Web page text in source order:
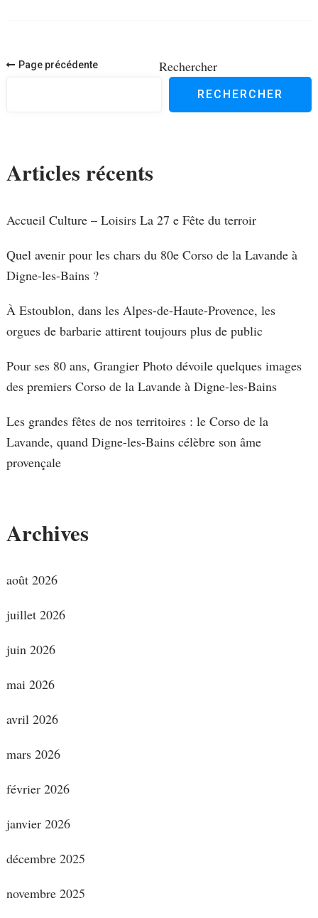
Navigation
Page précédente Rechercher
RECHERCHER
Articles récents
Accueil Culture – Loisirs La 27 e Fête du terroir
Quel avenir pour les chars du 80e Corso de la Lavande à
Digne-les-Bains ?
À Estoublon, dans les Alpes-de-Haute-Provence, les
orgues de barbarie attirent toujours plus de public
Pour ses 80 ans, Grangier Photo dévoile quelques images
des premiers Corso de la Lavande à Digne-les-Bains
Les grandes fêtes de nos territoires : le Corso de la
Lavande, quand Digne-les-Bains célèbre son âme
provençale
Archives
août 2026
juillet 2026
juin 2026
mai 2026
avril 2026
mars 2026
février 2026
janvier 2026
décembre 2025
novembre 2025